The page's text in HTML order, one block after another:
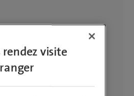
rendez visite